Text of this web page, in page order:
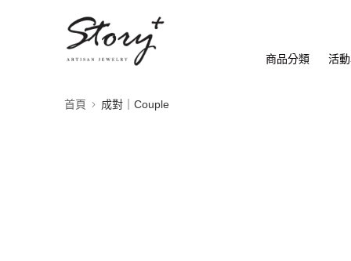
商品分類 活
首頁 成對｜Couple